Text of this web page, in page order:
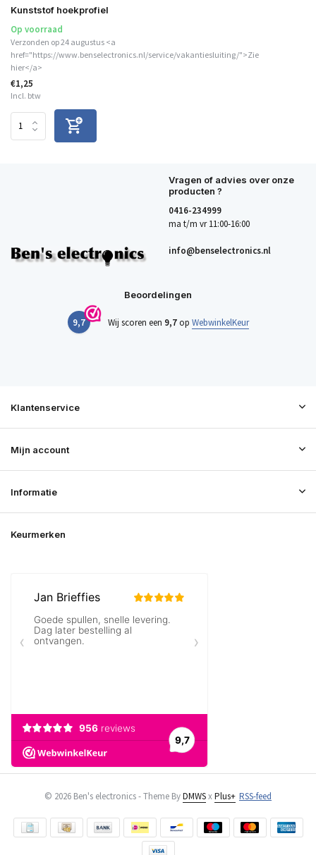
Kunststof hoekprofiel
Op voorraad
Verzonden op 24 augustus <a
href="https://www.benselectronics.nl/service/vakantiesluiting/">Zie
hier</a>
€1,25
Incl. btw
Vragen of advies over onze
producten ?
0416-234999
ma t/m vr 11:00-16:00
info@benselectronics.nl
Beoordelingen
9,7 Wij scoren een 9,7op WebwinkelKeur
Klantenservice
Mijn account
Informatie
Keurmerken
© 2026 Ben's electronics - Theme ByDMWSxPlus+ RSS-feed